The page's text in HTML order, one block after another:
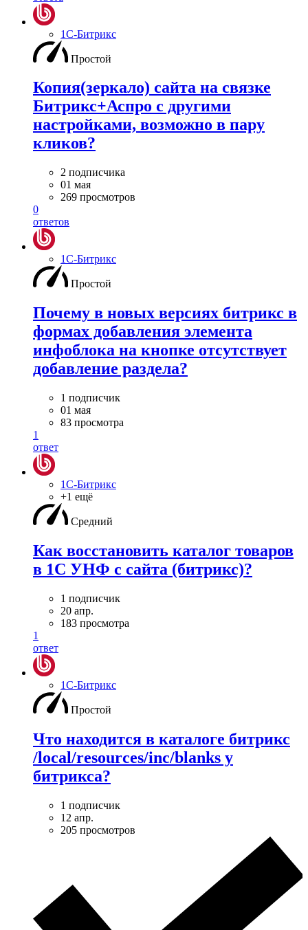
1С-Битрикс
Простой
Копия(зеркало) сайта на связке
Битрикс+Аспро с другими
настройками, возможно в пару
кликов?
2 подписчика
01 мая
269 просмотров
0
ответов
1С-Битрикс
Простой
Почему в новых версиях битрикс в
формах добавления элемента
инфоблока на кнопке отсутствует
добавление раздела?
1 подписчик
01 мая
83 просмотра
1
ответ
1С-Битрикс
+1 ещё
Средний
Как восстановить каталог товаров
в 1С УНФ с сайта (битрикс)?
1 подписчик
20 апр.
183 просмотра
1
ответ
1С-Битрикс
Простой
Что находится в каталоге битрикс
/local/resources/inc/blanks у
битрикса?
1 подписчик
12 апр.
205 просмотров